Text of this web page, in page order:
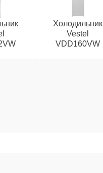
Холодильник
Vestel
VDD160VW